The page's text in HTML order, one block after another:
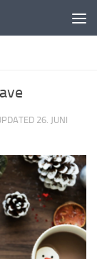
26. JUNI